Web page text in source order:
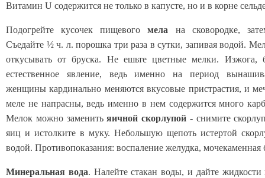
Витамин U содержится не только в капусте, но и в корне
Подогрейте кусочек пищевогомела на сковородке,
Съедайте ½ ч. л. порошка три раза в сутки, запивая водой.
откусывать от бруска. Не ешьте цветные мелки. Изжога,
естественное явление, ведь именно на период
женщины кардинально меняются вкусовые пристрастия, и
меле не напрасны, ведь именно в нем содержится много
Мелок можно заменитьяичной скорлупой - снимите
яиц и истолките в муку. Небольшую щепоть истертой
водой. Противопоказания: воспаление желудка, мочекаменная
Минеральная вода. Налейте стакан воды, и дайте жидкости